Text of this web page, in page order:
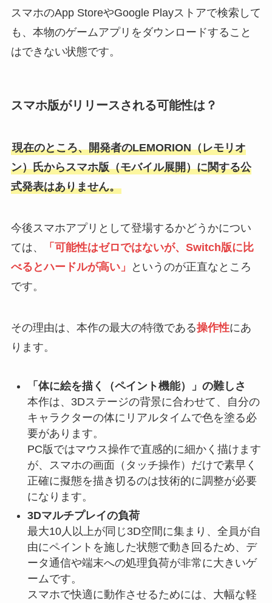
スマホのApp StoreやGoogle Playストアで検索して
も、本物のゲームアプリをダウンロードすること
はできない状態です。
スマホ版がリリースされる可能性は？
現在のところ、開発者のLEMORION（レモリオ
ン）氏からスマホ版（モバイル展開）に関する公
式発表はありません。
今後スマホアプリとして登場するかどうかについ
ては、
「可能性はゼロではないが、Switch版に比
べるとハードルが高い」
というのが正直なところ
です。
その理由は、本作の最大の特徴である操作性にあ
ります。
「体に絵を描く（ペイント機能）」の難しさ
本作は、3Dステージの背景に合わせて、自分の
キャラクターの体にリアルタイムで色を塗る必
要があります。
PC版ではマウス操作で直感的に細かく描けます
が、スマホの画面（タッチ操作）だけで素早く
正確に擬態を描き切るのは技術的に調整が必要
になります。
3Dマルチプレイの負荷
最大10人以上が同じ3D空間に集まり、全員が自
由にペイントを施した状態で動き回るため、デ
ータ通信や端末への処理負荷が非常に大きいゲ
ームです。
スマホで快適に動作させるためには、大幅な軽